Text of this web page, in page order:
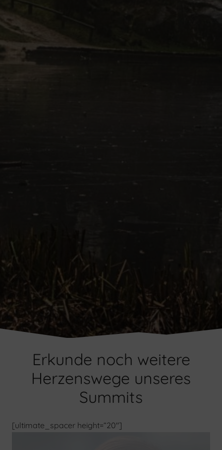
Erkunde noch weitere
Herzenswege unseres
Summits
[ultimate_spacer height=“20″]